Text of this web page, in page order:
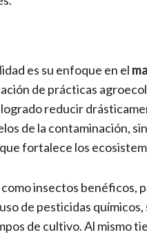
es su enfoque en el
de prácticas
logrado reducir
de la contaminación,
fortalece los
insectos benéficos,
de pesticidas químicos,
de cultivo. Al mismo